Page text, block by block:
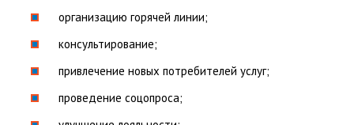
организацию горячей линии;
консультирование;
привлечение новых потребителей услуг;
проведение соцопроса;